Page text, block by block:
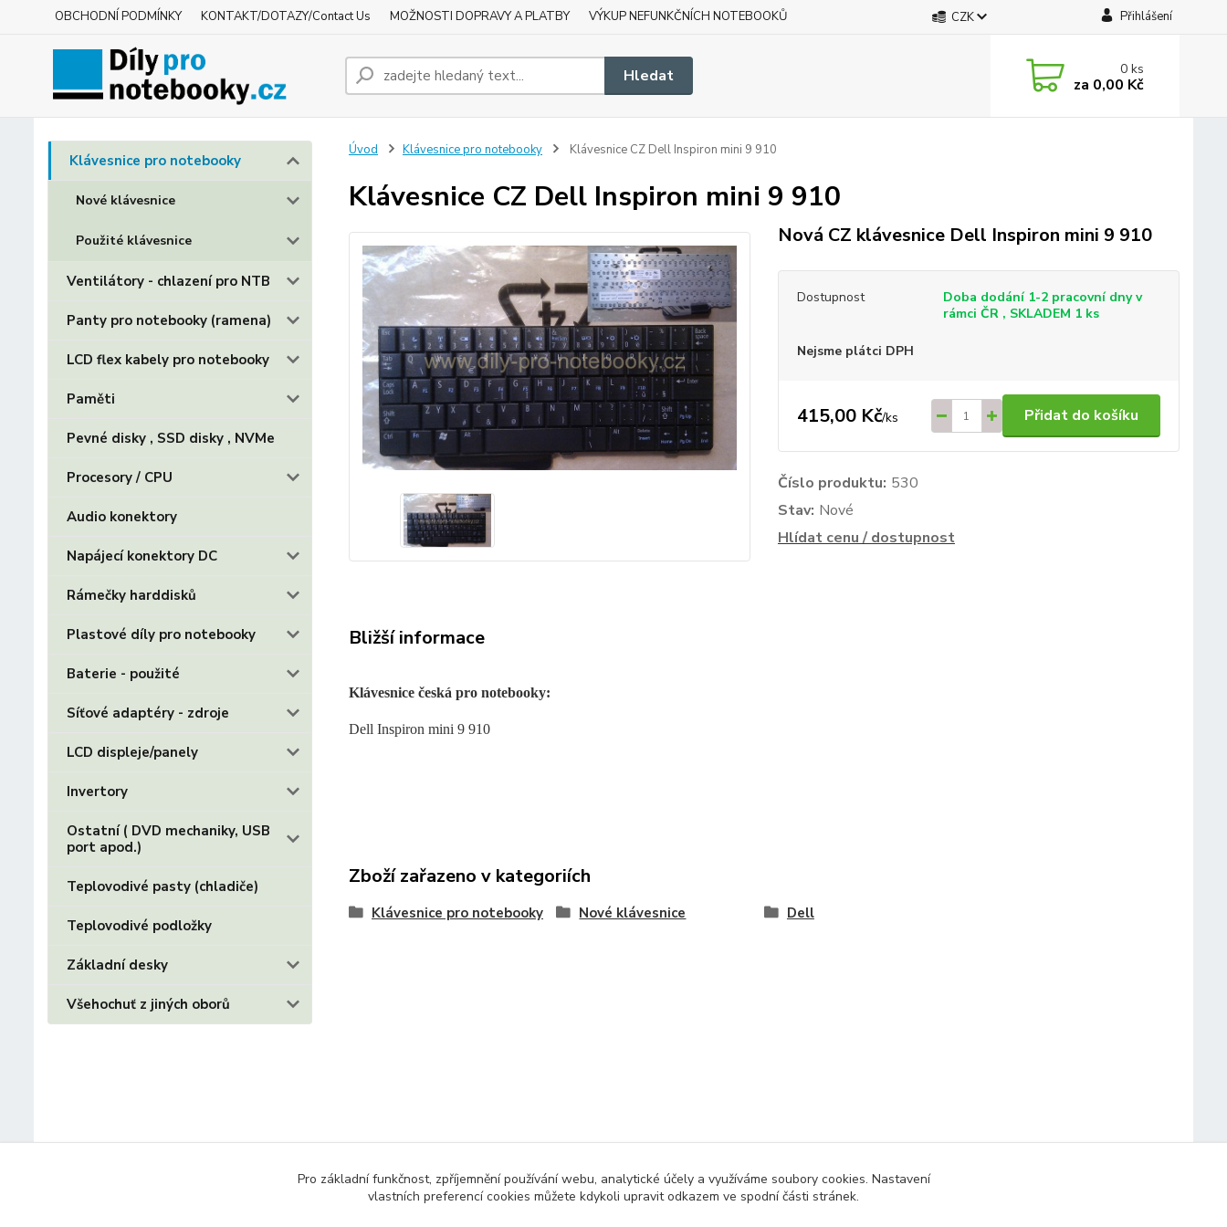
OBCHODNÍ PODMÍNKY KONTAKT/DOTAZY/Contact Us MOŽNOSTI DOPRAVY A PLATBY VÝKUP NEFUNKČNÍCH NOTEBOOKŮ CZK Přihlášení
Hledat 0ks
za 0,00 Kč
Klávesnice pro notebooky
Nové klávesnice
Použité klávesnice
Ventilátory - chlazení pro NTB
Panty pro notebooky (ramena)
LCD flex kabely pro notebooky
Paměti
Pevné disky , SSD disky , NVMe
Procesory / CPU
Audio konektory
Napájecí konektory DC
Rámečky harddisků
Plastové díly pro notebooky
Baterie - použité
Síťové adaptéry - zdroje
LCD displeje/panely
Invertory
Ostatní ( DVD mechaniky, USB
port apod.)
Teplovodivé pasty (chladiče)
Teplovodivé podložky
Základní desky
Všehochuť z jiných oborů
Úvod Klávesnice pro notebooky Klávesnice CZ Dell Inspiron mini 9 910
Klávesnice CZ Dell Inspiron mini 9 910
Nová CZ klávesnice Dell Inspiron mini 9 910
Dostupnost
Doba dodání 1-2 pracovní dny v
rámci ČR , SKLADEM 1 ks
Nejsme plátci DPH
415,00 Kč/ks Přidat do košíku
Číslo produktu: 530
Stav: Nové
Hlídat cenu / dostupnost
Bližší informace
Klávesnice česká pro notebooky:
Dell Inspiron mini 9 910
Zboží zařazeno v kategoriích
Klávesnice pro notebooky Nové klávesnice Dell
Pro základní funkčnost, zpříjemnění používání webu, analytické účely a využíváme soubory cookies. Nastavení
vlastních preferencí cookies můžete kdykoli upravit odkazem ve spodní části stránek.